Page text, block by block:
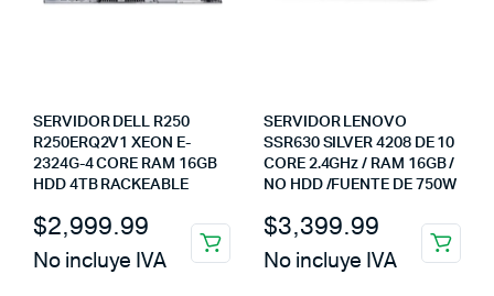
SERVIDOR DELL R250
R250ERQ2V1 XEON E-
2324G-4 CORE RAM 16GB
HDD 4TB RACKEABLE
$2,999.99
No incluye IVA
SERVIDOR LENOVO
SSR630 SILVER 4208 DE 10
CORE 2.4GHz / RAM 16GB /
NO HDD /FUENTE DE 750W
$3,399.99
No incluye IVA